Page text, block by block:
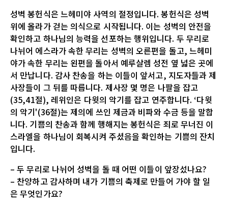
성벽 봉헌식은 느헤미야 사역의 절정입니다. 봉헌식은 성벽
위에 올라가 걷는 의식으로 시작됩니다. 이는 성벽의 안전을
확인하고 하나님의 능력을 선포하는 행위입니다. 두 무리로
나뉘어 에스라가 속한 무리는 성벽의 오른편을 돌고, 느헤미
야가 속한 무리는 왼편을 돌아서 예루살렘 성전 옆 넓은 곳에
서 만납니다. 감사 찬송을 하는 이들이 앞서고, 지도자들과 제
사장들이 그 뒤를 따릅니다. 제사장 몇 명은 나팔을 잡고
(35,41절), 레위인은 다윗의 악기를 잡고 연주합니다. ‘다윗
의 악기'(36절)는 제의에 쓰인 제금과 비파와 수금 등을 말합
니다. 기쁨의 찬송과 함께 행해지는 봉헌식은 죄로 무너진 이
스라엘을 하나님이 회복시켜 주셨음을 확인하는 기쁨의 잔치
입니다.
– 두 무리로 나뉘어 성벽을 돌 때 어떤 이들이 앞장섰나요?
– 찬양하고 감사하며 내가 기쁨의 축제로 만들어 가야 할 일
은 무엇인가요?